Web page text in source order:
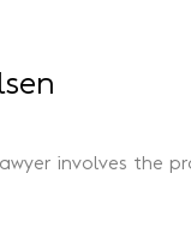
involves the